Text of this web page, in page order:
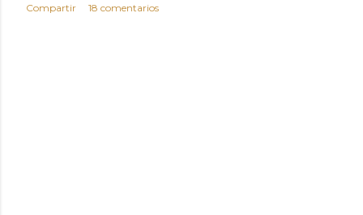
Compartir 18 comentarios